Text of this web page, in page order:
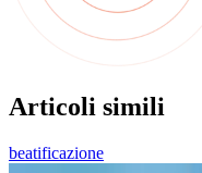
Articoli simili
beatificazione